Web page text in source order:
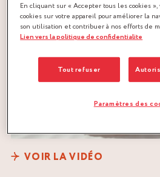
VOIR LA VIDÉO
En cliquant sur « Accepter tous les cookies »,
cookies sur votre appareil pour améliorer la
son utilisation et contribuer à nos efforts de
Lien vers la politique de confidentialite
Tout refuser
Paramètres des